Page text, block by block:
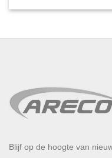
Blijf op de hoogte van